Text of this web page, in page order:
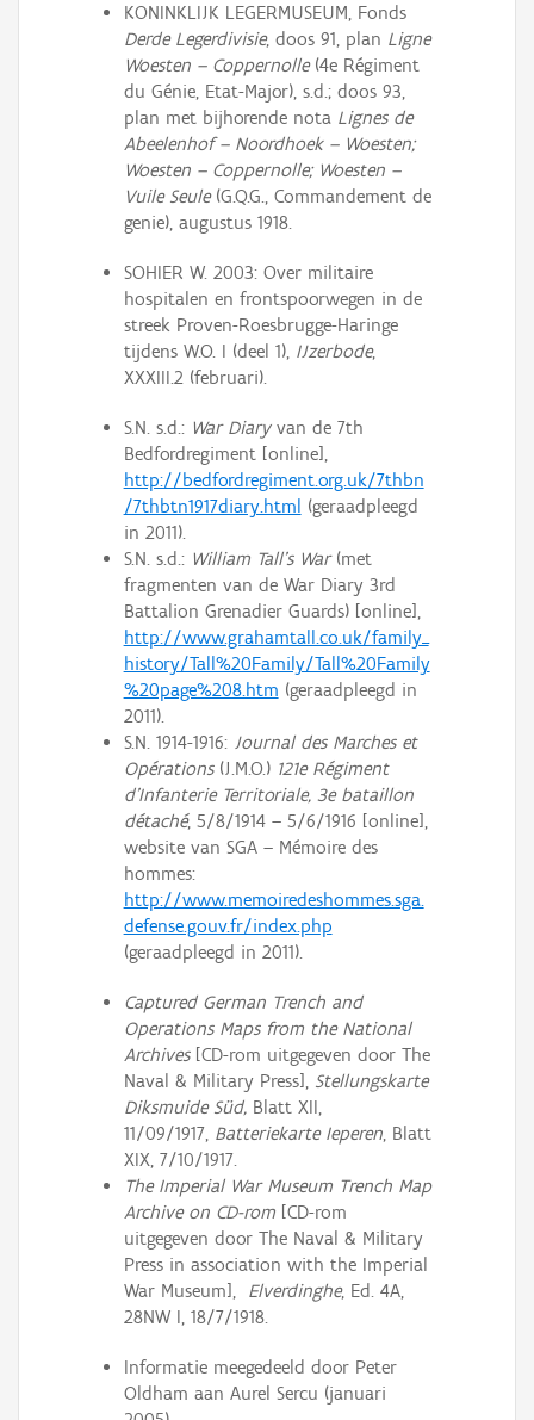
KONINKLIJK LEGERMUSEUM, Fonds
Derde Legerdivisie, doos 91, plan Ligne
Woesten – Coppernolle (4e Régiment
du Génie, Etat-Major), s.d.; doos 93,
plan met bijhorende nota Lignes de
Abeelenhof – Noordhoek – Woesten;
Woesten – Coppernolle; Woesten –
Vuile Seule (G.Q.G., Commandement de
genie), augustus 1918.
SOHIER W. 2003: Over militaire
hospitalen en frontspoorwegen in de
streek Proven-Roesbrugge-Haringe
tijdens W.O. I (deel 1), IJzerbode,
XXXIII.2 (februari).
S.N. s.d.: War Diary van de 7th
Bedfordregiment [online],
http://bedfordregiment.org.uk/7thbn
/7thbtn1917diary.html (geraadpleegd
in 2011).
S.N. s.d.: William Tall’s War (met
fragmenten van de War Diary 3rd
Battalion Grenadier Guards) [online],
http://www.grahamtall.co.uk/family_
history/Tall%20Family/Tall%20Family
%20page%208.htm (geraadpleegd in
2011).
S.N. 1914-1916: Journal des Marches et
Opérations(J.M.O.) 121e Régiment
d’Infanterie Territoriale, 3e bataillon
détaché, 5/8/1914 – 5/6/1916 [online],
website van SGA – Mémoire des
hommes:
http://www.memoiredeshommes.sga.
defense.gouv.fr/index.php
(geraadpleegd in 2011).
Captured German Trench and
Operations Maps from the National
Archives[CD-rom uitgegeven door The
Naval & Military Press], Stellungskarte
Diksmuide Süd,Blatt XII,
11/09/1917, Batteriekarte Ieperen, Blatt
XIX, 7/10/1917.
The Imperial War Museum Trench Map
Archive on CD-rom [CD-rom
uitgegeven door The Naval & Military
Press in association with the Imperial
War Museum], Elverdinghe, Ed. 4A,
28NW I, 18/7/1918.
Informatie meegedeeld door Peter
Oldham aan Aurel Sercu (januari